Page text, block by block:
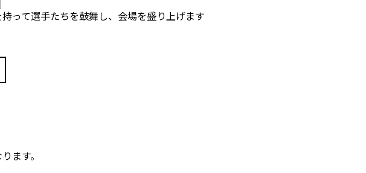
って選手たちを鼓舞し、会場を盛り上げます
ます。